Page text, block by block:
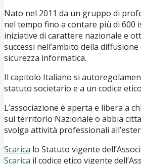
Nato nel 2011 da un gruppo di
nel tempo fino a contare più di 600
iniziative di carattere nazionale e
successi nell’ambito della
sicurezza informatica.
Il capitolo Italiano si
statuto societario e a un codice
L’associazione è aperta e libera a
sul territorio Nazionale o abbia
svolga attività professionali
Scarica lo Statuto vigente
Scarica il codice etico vigente